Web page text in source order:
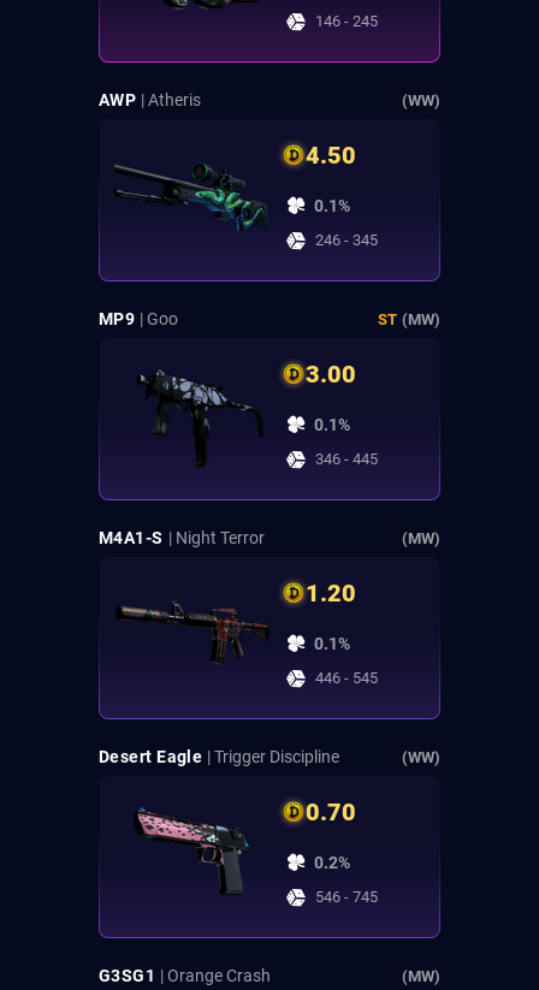
146 - 245
AWP | Atheris (WW)
4.50
0.1%
246 - 345
MP9 | Goo ST (MW)
3.00
0.1%
346 - 445
M4A1-S | Night Terror (MW)
1.20
0.1%
446 - 545
Desert Eagle | Trigger Discipline (WW)
0.70
0.2%
546 - 745
G3SG1 | Orange Crash (MW)